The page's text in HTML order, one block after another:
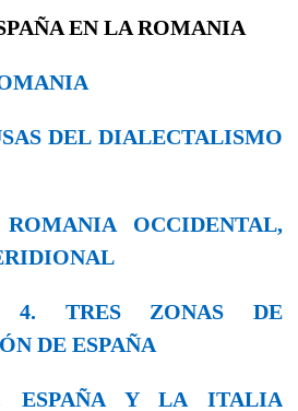
EN LA ROMANIA
DEL DIALECTALISMO
OCCIDENTAL,
4. TRES ZONAS DE
DE ESPAÑA
ESPAÑA Y LA ITALIA